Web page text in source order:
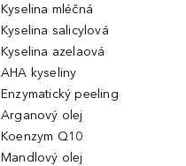
Kyselina mléčná
Kyselina salicylová
Kyselina azelaová
AHA kyseliny
Enzymatický peeling
Arganový olej
Koenzym Q10
Mandlový olej